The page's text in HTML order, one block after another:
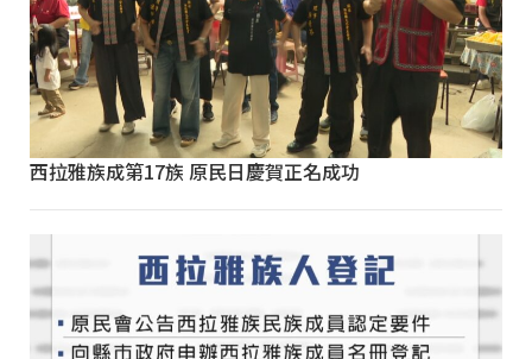
西拉雅族成第17族 原民日慶賀正名成功